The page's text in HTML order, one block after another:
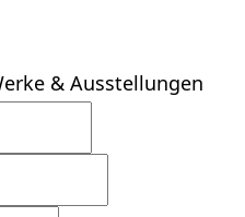
& Ausstellungen